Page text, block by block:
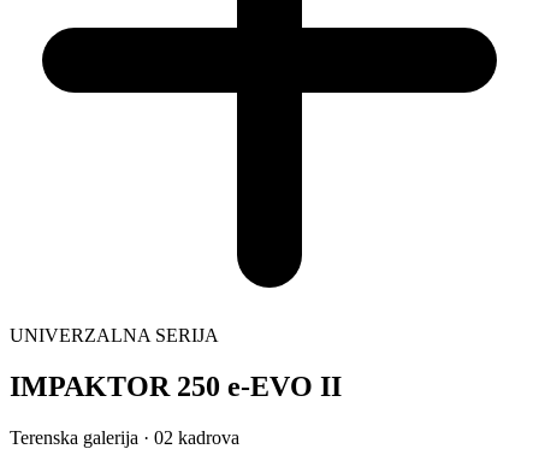
UNIVERZALNA SERIJA
IMPAKTOR 250 e-EVO II
Terenska galerija · 02 kadrova